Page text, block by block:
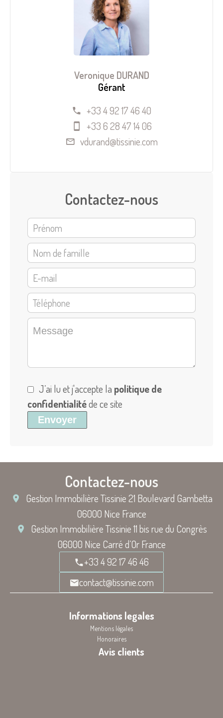
Veronique DURAND
Gérant
+33 4 92 17 46 40
+33 6 28 47 14 06
vdurand@tissinie.com
Contactez-nous
J’ai lu et j'accepte la politique de
confidentialitéde ce site
Envoyer
Contactez-nous
Gestion Immobilière Tissinie21 Boulevard Gambetta
06000 Nice France
Gestion Immobilière Tissinie11 bis rue du Congrès
06000 Nice Carré d’Or France
+33 4 92 17 46 46
contact@tissinie.com
Informations legales
Mentions légales
Honoraires
Avis clients